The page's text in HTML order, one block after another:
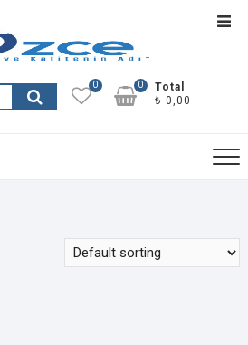
Search
for:
0
Total
₺ 0,00
0